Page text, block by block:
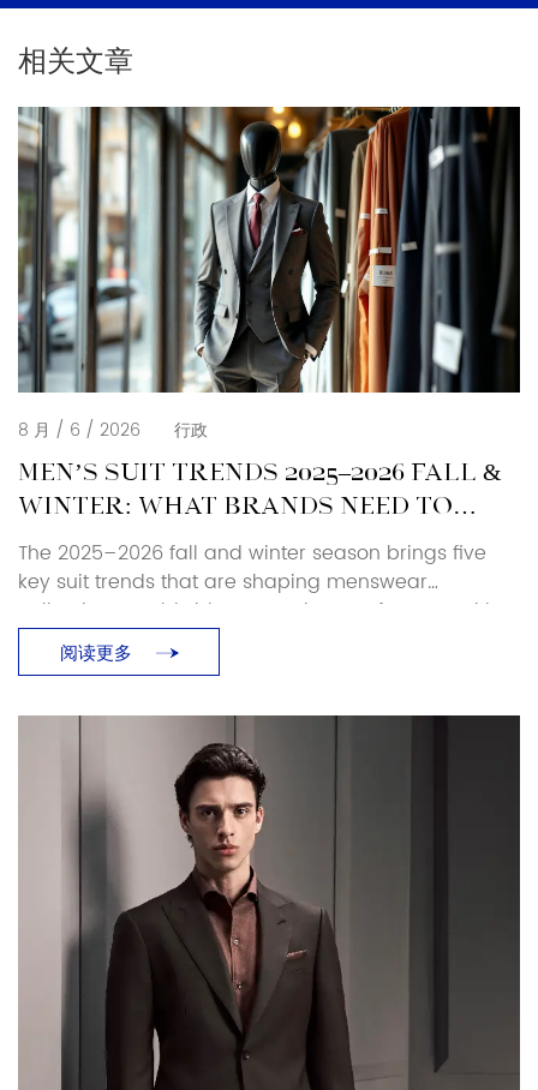
相关文章
8 月 / 6 / 2026 行政
MEN’S SUIT TRENDS 2025–2026 FALL &
WINTER: WHAT BRANDS NEED TO
KNOW
The 2025–2026 fall and winter season brings five
key suit trends that are shaping menswear
collections worldwide. As a suit manufacturer with
over 25 years of production experience, Baoxiniao
breaks down each trend with specific sourcing and
production-ready decisions. Luxury and Retro […]
阅读更多